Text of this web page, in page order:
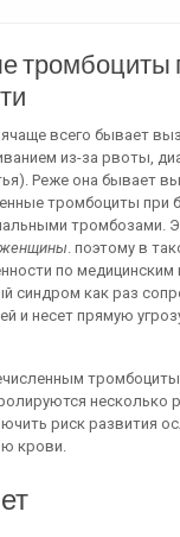
тромбоциты
всего бывает
из-за рвоты,
Реже она бывает
тромбоциты при
тромбозами.
. поэтому в
по медицинским
синдром как раз
и несет прямую
несколько
риск развития
крови.